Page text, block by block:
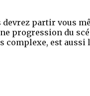
partir vous
progression du
est aussi